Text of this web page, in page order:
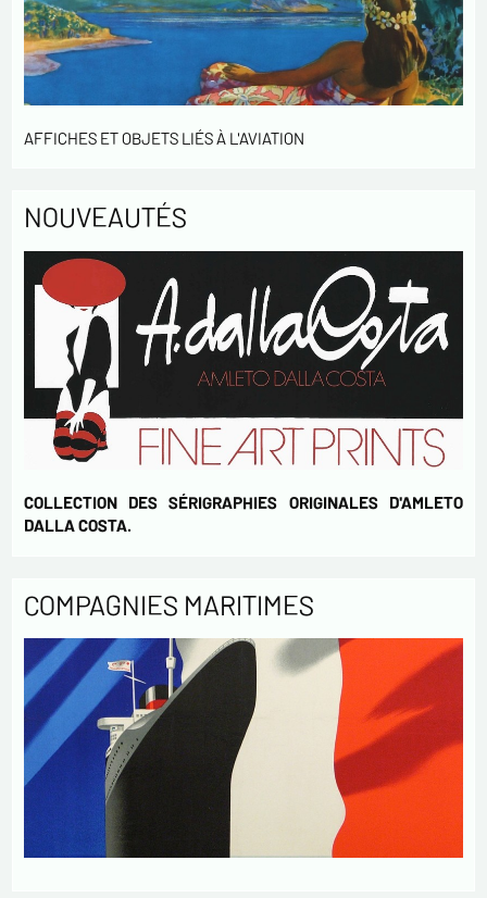
votre activités.
* champs obligatoires
AFFICHES ET OBJETS LIÉS À L'AVIATION
NOUVEAUTÉS
COLLECTION DES SÉRIGRAPHIES ORIGINALES D'AMLETO
DALLA COSTA.
COMPAGNIES MARITIMES